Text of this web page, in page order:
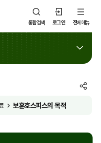
통합검색 로그인 전체메뉴
보훈호스피스의 목적
SNS
열